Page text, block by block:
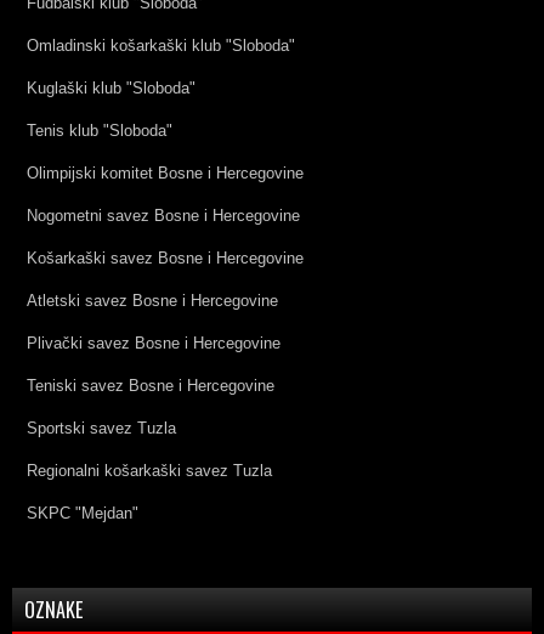
Omladinski košarkaški klub "Sloboda"
Kuglaški klub "Sloboda"
Tenis klub "Sloboda"
Olimpijski komitet Bosne i Hercegovine
Nogometni savez Bosne i Hercegovine
Košarkaški savez Bosne i Hercegovine
Atletski savez Bosne i Hercegovine
Plivački savez Bosne i Hercegovine
Teniski savez Bosne i Hercegovine
Sportski savez Tuzla
Regionalni košarkaški savez Tuzla
SKPC "Mejdan"
OZNAKE